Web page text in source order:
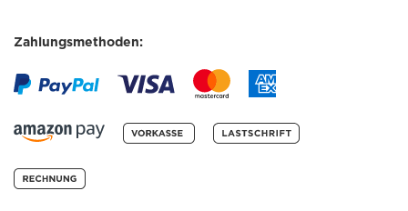
Zahlungsmethoden: